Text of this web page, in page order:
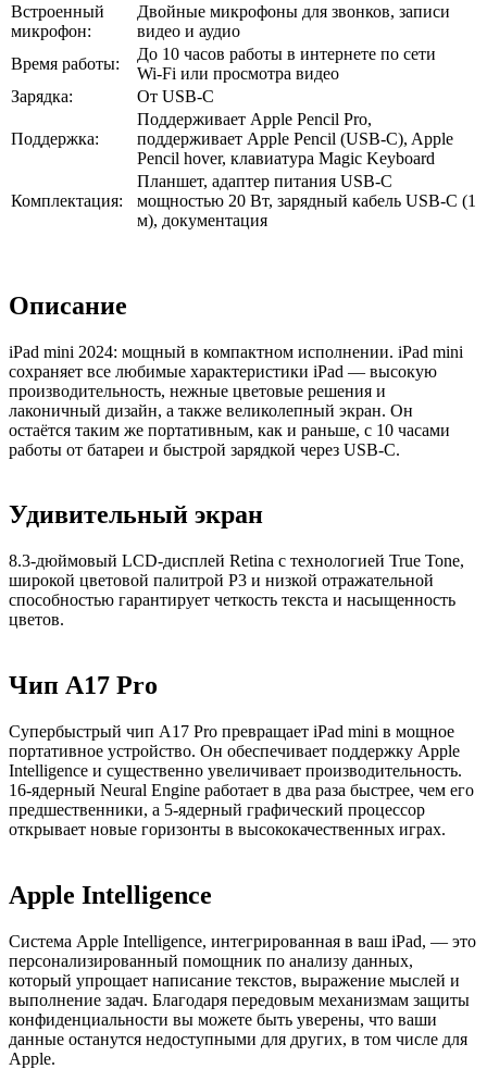
Встроенный
микрофон:
Двойные микрофоны для звонков, записи
видео и аудио
Время работы:
До 10 часов работы в интернете по сети
Wi‑Fi или просмотра видео
Зарядка:
От USB-С
Поддержка:
Поддерживает Apple Pencil Pro,
поддерживает Apple Pencil (USB‑C), Apple
Pencil hover, клавиатура Magic Keyboard
Комплектация:
Планшет, адаптер питания USB‑C
мощностью 20 Вт, зарядный кабель USB‑C (1
м), документация
Описание
iPad mini 2024: мощный в компактном исполнении. iPad mini
сохраняет все любимые характеристики iPad — высокую
производительность, нежные цветовые решения и
лаконичный дизайн, а также великолепный экран. Он
остаётся таким же портативным, как и раньше, с 10 часами
работы от батареи и быстрой зарядкой через USB-C.
Удивительный экран
8.3-дюймовый LCD-дисплей Retina с технологией True Tone,
широкой цветовой палитрой P3 и низкой отражательной
способностью гарантирует четкость текста и насыщенность
цветов.
Чип A17 Pro
Супербыстрый чип A17 Pro превращает iPad mini в мощное
портативное устройство. Он обеспечивает поддержку Apple
Intelligence и существенно увеличивает производительность.
16-ядерный Neural Engine работает в два раза быстрее, чем его
предшественники, а 5-ядерный графический процессор
открывает новые горизонты в высококачественных играх.
Apple Intelligence
Система Apple Intelligence, интегрированная в ваш iPad, — это
персонализированный помощник по анализу данных,
который упрощает написание текстов, выражение мыслей и
выполнение задач. Благодаря передовым механизмам защиты
конфиденциальности вы можете быть уверены, что ваши
данные останутся недоступными для других, в том числе для
Apple.